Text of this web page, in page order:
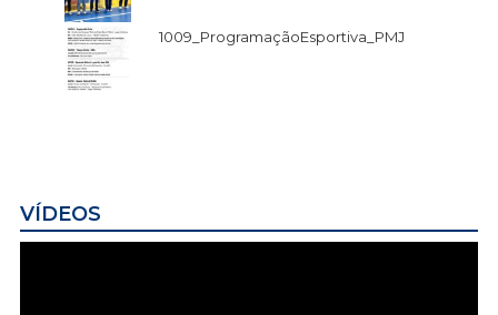
1009_ProgramaçãoEsportiva_PMJ
VÍDEOS